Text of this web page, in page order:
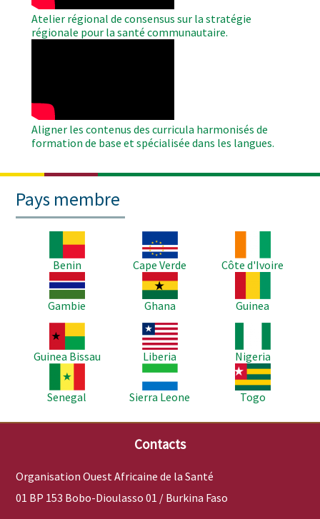
Atelier régional de consensus sur la stratégie
régionale pour la santé communautaire.
Aligner les contenus des curricula harmonisés de
formation de base et spécialisée dans les langues.
Pays membre
Benin
Image
Cape Verde
Côte d'Ivoire
Image
Gambie
Image
Ghana
Guinea
Image
Guinea Bissau
Image
Liberia
Nigeria
Senegal
Image
Sierra Leone
Image
Togo
Contacts
Organisation Ouest Africaine de la Santé
01 BP 153 Bobo-Dioulasso 01 / Burkina Faso